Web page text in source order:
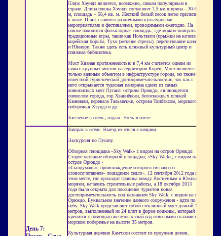
Пляж Хэундэ является, возможно, самым популярным в
стране. Длина пляжа Хэундэ составляет 1,5 км ширина – 30-50
м, площадь – 58,4 кв. м. Жесткий белый песок легко прилипает
к коже. Пляж славится различными культурными
мероприятиями и фестивалями, проводимыми ежегодно. На
пляже находится фольклорная площадь, где можно поиграть в
традиционные игры, такие как Нольтвиги (прыжки на качелях),
корейская борьба, Тухо (метание стрелы), перетягивание каната
и Юннори. Также здесь есть пляжный культурный центр и
пляжная библиотека.
Мост Кванан протяженностью в 7,4 км считается одним из
самых крупных мостов на территории Кореи. Мост является не
только важным объектом в инфраструктуре города, но также
известной туристической достопримечательностью, так как с
него открывается чудесная панорама одних из самых
живописных мест Пусана: острова Орюкдо, являющегося
символом города, гор Хваннёнсан, белоснежных пляжей
Кваннали, перевала Тальмачжи, острова Тонбэксом, морского
побережья Хэундэ и др.
Заселение в отель, отдых. Ночь в отеле.
День 7:
Завтрак в отеле. Выезд из отеля с вещами.
Экскурсия по Пусану.
Обзорная площадка «Sky Walk» с видом на остров Орюкдо.
Старое название обзорной площадки; «Sky Walk»; с видом на
остров Орюкдо -
«Сындумаль», происхождение которого связано со
словосочетанием» лошадиное седло». 12 сентября 2012 года в
этом месте, где проходит граница между Восточным и Южным
морями, начались строительные работы, а 18 октября 2013
года была открыта для посещения туристов новая
достопримечательность под названием Sky Walk; с видом на о.
Орюкдо. Буквальное значение данного сооружения - идти по
небу. Sky Walk представляет собой стеклянный мост длиной 15
метров, выполненный из 24 плит в форме подковы, который
крепится с помощью железных свай над отвесными скалами на
морском побережье на высоте 35 метров.
Культурная деревня Камчхон состоит из проулков домов,